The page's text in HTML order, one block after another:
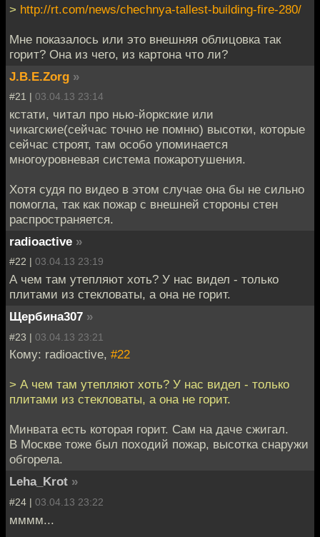
> http://rt.com/news/chechnya-tallest-building-fire-280/
Мне показалось или это внешняя облицовка так
горит? Она из чего, из картона что ли?
J.B.E.Zorg »
#21 | 03.04.13 23:14
кстати, читал про нью-йоркские или
чикагские(сейчас точно не помню) высотки, которые
сейчас строят, там особо упоминается
многоуровневая система пожаротушения.
Хотя судя по видео в этом случае она бы не сильно
помогла, так как пожар с внешней стороны стен
распространяется.
radioactive »
#22 | 03.04.13 23:19
А чем там утепляют хоть? У нас видел - только
плитами из стекловаты, а она не горит.
Щербина307 »
#23 | 03.04.13 23:21
Кому: radioactive, #22
> А чем там утепляют хоть? У нас видел - только
плитами из стекловаты, а она не горит.
Минвата есть которая горит. Сам на даче сжигал.
В Москве тоже был походий пожар, высотка снаружи
обгорела.
Leha_Krot »
#24 | 03.04.13 23:22
мммм...